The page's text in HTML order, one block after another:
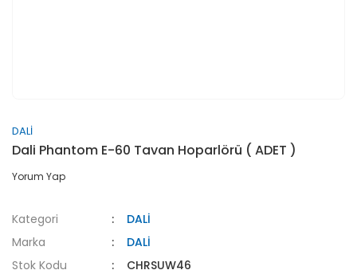
DALİ
Dali Phantom E-60 Tavan Hoparlörü ( ADET )
Yorum Yap
Kategori
DALİ
Marka
DALİ
Stok Kodu
CHRSUW46